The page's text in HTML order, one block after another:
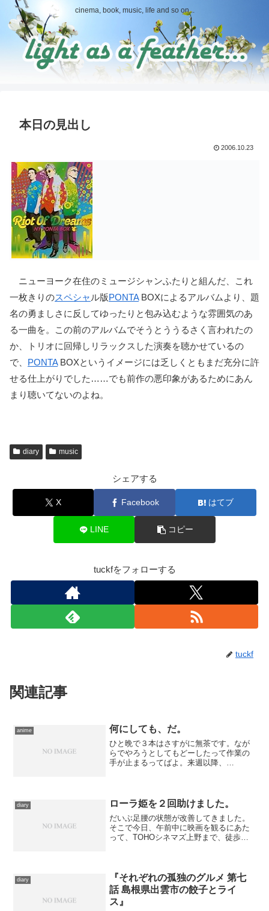
cinema, book, music, life and so on...
本日の見出し
2006.10.23
ニューヨーク在住のミュージシャンふたりと組んだ、これ
一枚きりのスペシャ ル版PONTABOXによるアルバムより、題
名の勇ましさに反してゆったりと包み込むような雰囲気のあ
る一曲を。この前のアルバムでそうとううるさく言われたの
か、トリオに回帰しリラックスした演奏を聴かせているの
で、 PONTABOXというイメージには乏しくともまだ充分に許
せる仕上がりでした……でも前作の悪印象があるためにあん
まり聴いてないのよね。
diary music
シェアする
X Facebook はてブ
LINE コピー
tuckfをフォローする
tuckf
関連記事
anime 何にしても、だ。
ひと晩で３本はさすがに無茶です。なが
らでやろうとしてもどーしたって作業の
手が止まるってばよ。来週以降、
diary ローラ姫を２回助けました。
だいぶ足腰の状態が改善してきました。
そこで今日、午前中に映画を観るにあた
って、TOHOシネマズ上野まで、徒歩で
と同じ感覚で家を出たら...
diary
『それぞれの孤独のグルメ 第七
話 島根県出雲市の餃子とライ
ス』